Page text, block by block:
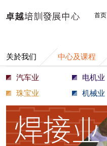
首页
关於我们 中心及课程
中心及课程
汽车业 电机业
珠宝业
机械业